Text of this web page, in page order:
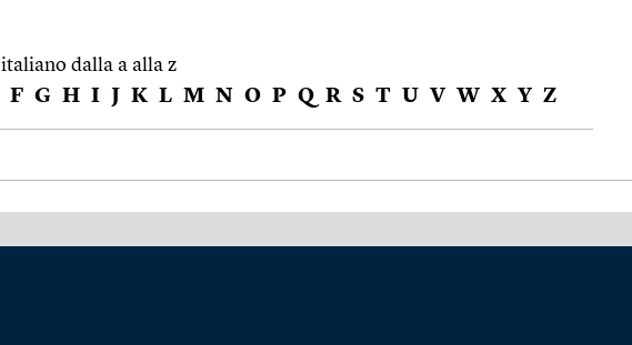
dalla a alla z
F G H I J K L M N O P Q R S T U V W X Y Z